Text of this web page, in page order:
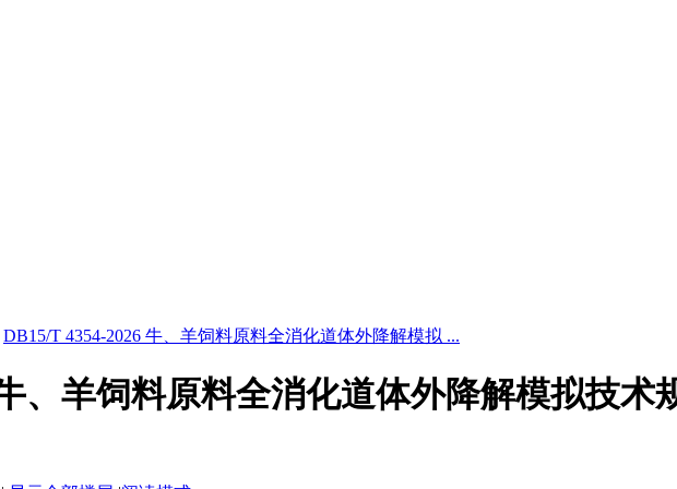
DB15/T 4354-2026 牛、羊饲料原料全消化道体外降解模拟 ...
、羊饲料原料全消化道体外降解模拟技术